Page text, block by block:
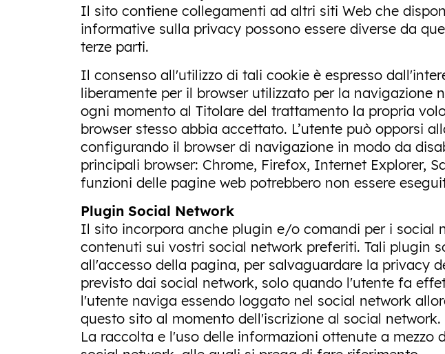
Il sito contiene collegamenti ad altri siti Web che
informative sulla privacy possono essere diverse da
terze parti.
Il consenso all'utilizzo di tali cookie è espresso
liberamente per il browser utilizzato per la
ogni momento al Titolare del trattamento la propria
browser stesso abbia accettato. L’utente può opporsi
configurando il browser di navigazione in modo da
principali browser: Chrome, Firefox, Internet Explorer,
funzioni delle pagine web potrebbero non essere
Plugin Social Network
Il sito incorpora anche plugin e/o comandi per i social
contenuti sui vostri social network preferiti. Tali plugin
all'accesso della pagina, per salvaguardare la privacy
previsto dai social network, solo quando l'utente fa
l'utente naviga essendo loggato nel social network
questo sito al momento dell'iscrizione al social network.
La raccolta e l'uso delle informazioni ottenute a